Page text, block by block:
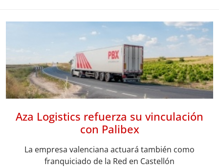
Aza Logistics refuerza su vinculación
con Palibex
La empresa valenciana actuará también como
franquiciado de la Red en Castellón